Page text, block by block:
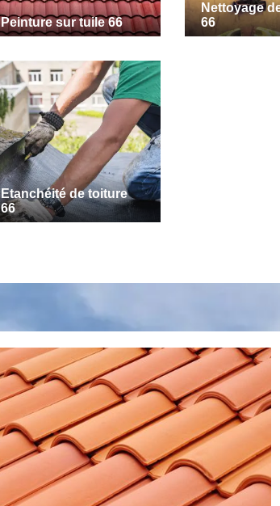
Peinture sur tuile 66
Nettoyage
66
Etanchéité de toiture
66